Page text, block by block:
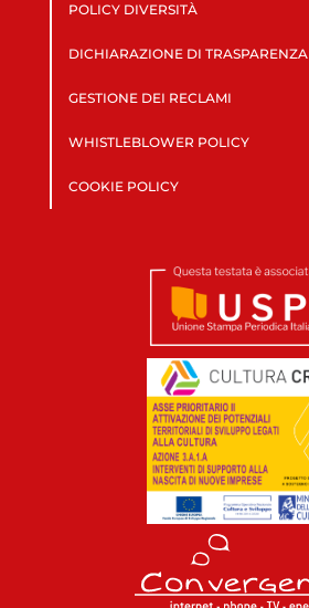
POLICY DIVERSITÀ
DICHIARAZIONE DI TRASPARENZA
GESTIONE DEI RECLAMI
WHISTLEBLOWER POLICY
COOKIE POLICY